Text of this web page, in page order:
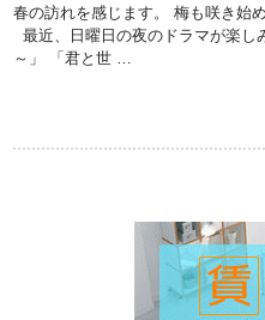
春の訪れを感じます。 梅も咲き始
最近、日曜日の夜のドラマが楽し
～」 「君と世 …